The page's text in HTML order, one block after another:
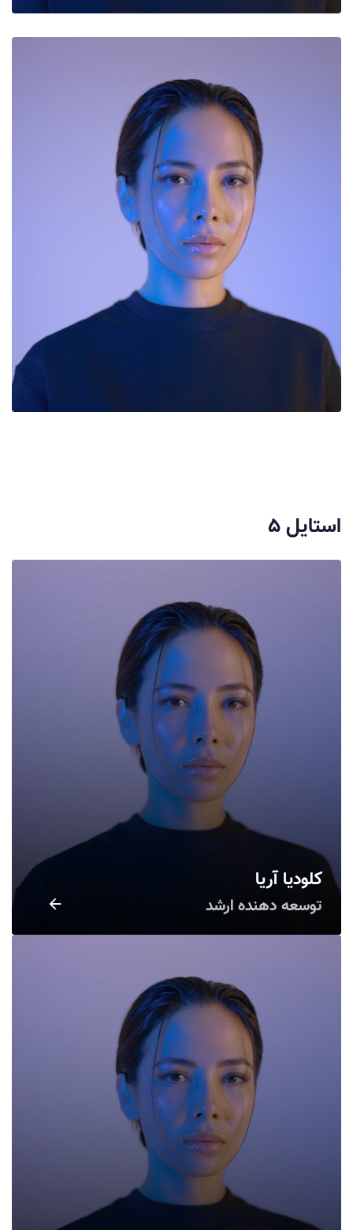
استایل ۵
کلودیا آریا
توسعه دهنده ارشد